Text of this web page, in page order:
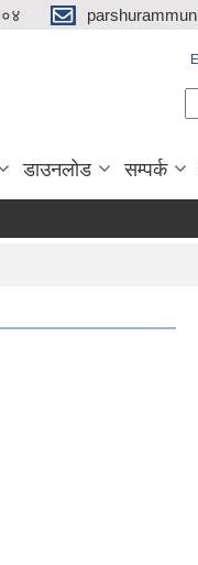
डाउनलोड सम्पर्क